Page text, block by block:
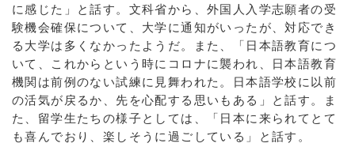
に感じた」と話す。文科省から、外国人入学志願者の受
験機会確保について、大学に通知がいったが、対応でき
る大学は多くなかったようだ。また、「日本語教育につ
いて、これからという時にコロナに襲われ、日本語教育
機関は前例のない試練に見舞われた。日本語学校に以前
の活気が戻るか、先を心配する思いもある」と話す。ま
た、留学生たちの様子としては、「日本に来られてとて
も喜んでおり、楽しそうに過ごしている」と話す。